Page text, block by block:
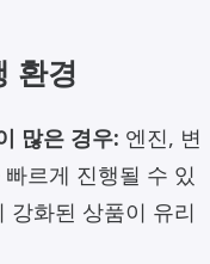
환경
많은 경우: 엔진, 변
르게 진행될 수 있
강화된 상품이 유리